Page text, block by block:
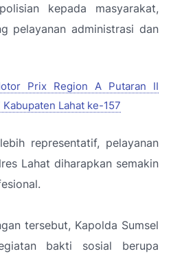
kepada masyarakat,
pelayanan administrasi dan
Prix Region A Putaran II
Lahat ke-157
representatif, pelayanan
Lahat diharapkan semakin
tersebut, Kapolda Sumsel
bakti sosial berupa